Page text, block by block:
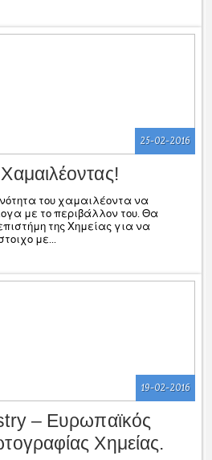
25-02-2016
του χαμαιλέοντα να
με το περιβάλλον του. Θα
της Χημείας για να
με...
19-02-2016
– Ευρωπαϊκός
Χημείας.